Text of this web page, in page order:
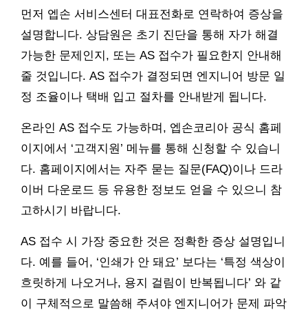
먼저 엡손 서비스센터 대표전화로 연락하여 증상을
설명합니다. 상담원은 초기 진단을 통해 자가 해결
가능한 문제인지, 또는 AS 접수가 필요한지 안내해
줄 것입니다. AS 접수가 결정되면 엔지니어 방문 일
정 조율이나 택배 입고 절차를 안내받게 됩니다.
온라인 AS 접수도 가능하며, 엡손코리아 공식 홈페
이지에서 ‘고객지원’ 메뉴를 통해 신청할 수 있습니
다. 홈페이지에서는 자주 묻는 질문(FAQ)이나 드라
이버 다운로드 등 유용한 정보도 얻을 수 있으니 참
고하시기 바랍니다.
AS 접수 시 가장 중요한 것은 정확한 증상 설명입니
다. 예를 들어, ‘인쇄가 안 돼요’ 보다는 ‘특정 색상이
흐릿하게 나오거나, 용지 걸림이 반복됩니다’ 와 같
이 구체적으로 말씀해 주셔야 엔지니어가 문제 파악